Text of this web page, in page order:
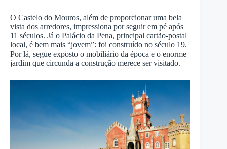
O Castelo do Mouros, além de proporcionar uma bela
vista dos arredores, impressiona por seguir em pé após
11 séculos. Já o Palácio da Pena, principal cartão-postal
local, é bem mais “jovem”: foi construído no século 19.
Por lá, segue exposto o mobiliário da época e o enorme
jardim que circunda a construção merece ser visitado.